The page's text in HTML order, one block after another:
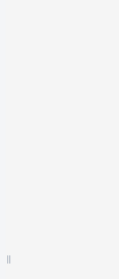
по зонам и комиссиям